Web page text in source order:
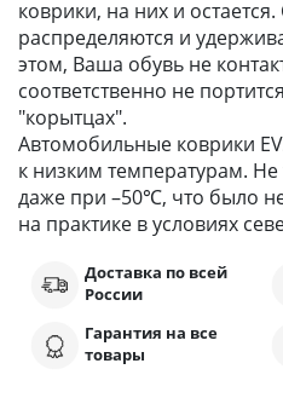
коврики, на них и
распределяются и
этом, Ваша обувь не
соответственно не
"корытцах".
Автомобильные коврики
к низким температурам. Не
даже при –50℃, что было
на практике в условиях
Доставка по всей
России
Гарантия на все
товары